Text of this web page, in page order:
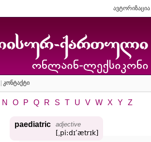
ავტორიზაცია|
კონტაქტი
N O P Q R S T U V W X Y Z
paediatric adjective
[͵pi:dɪʹætrɪk]